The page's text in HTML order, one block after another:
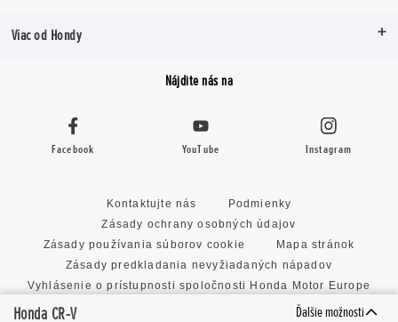
Honda CR-V Ďalšie možnosti
Viac od Hondy
Nájdite nás na
Facebook YouTube Instagram
Kontaktujte nás
Podmienky
Zásady ochrany osobných údajov
Zásady používania súborov cookie
Mapa stránok
Zásady predkladania nevyžiadaných nápadov
Vyhlásenie o prístupnosti spoločnosti Honda Motor Europe